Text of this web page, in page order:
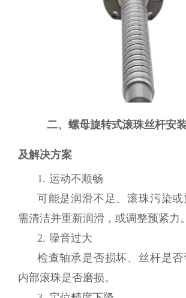
二、螺母旋转式滚珠丝杆安
及解决方案
1. 运动不顺畅
可能是润滑不足、滚珠污染或
需清洁并重新润滑，或调整预紧力。
2. 噪音过大
检查轴承是否损坏、丝杆是
内部滚珠是否磨损。